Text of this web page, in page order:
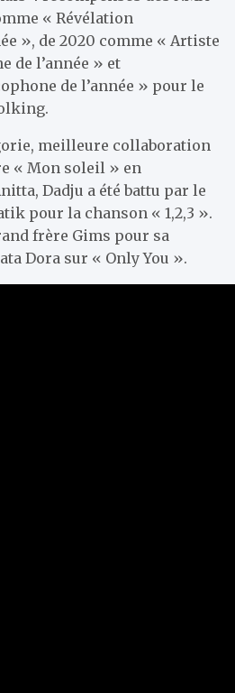
« Révélation
», de 2020 comme « Artiste
de l’année » et
de l’année » pour le
meilleure collaboration
« Mon soleil » en
Dadju a été battu par le
pour la chanson « 1,2,3 ».
frère Gims pour sa
Dora sur « Only You ».